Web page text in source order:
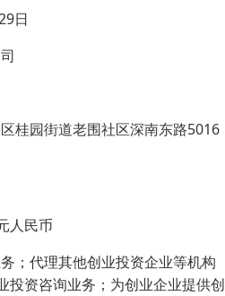
日
桂园街道老围社区深南东路5016
人民币
；代理其他创业投资企业等机构
投资咨询业务；为创业企业提供创